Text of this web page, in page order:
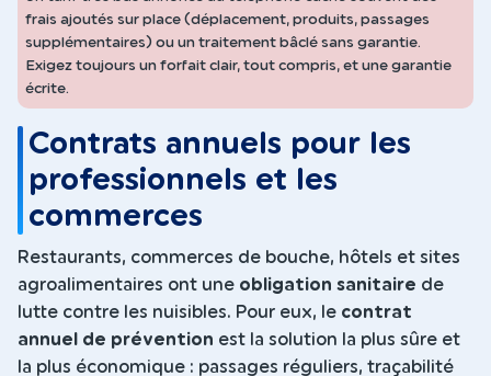
frais ajoutés sur place (déplacement, produits, passages
supplémentaires) ou un traitement bâclé sans garantie.
Exigez toujours un forfait clair, tout compris, et une garantie
écrite.
Contrats annuels pour les
professionnels et les
commerces
Restaurants, commerces de bouche, hôtels et sites
agroalimentaires ont une obligation sanitaire de
lutte contre les nuisibles. Pour eux, le contrat
annuel de prévention est la solution la plus sûre et
la plus économique : passages réguliers, traçabilité